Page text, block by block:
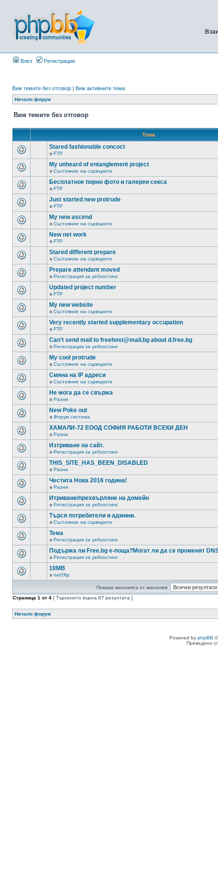
Влез Регистрация
Виж темите без отговор | Виж активните теми
Начало форум
Виж темите без отговор
Теми
Stared fashionable concoct
в FTP
My unheard of entanglement project
в Състояние на сървърите
Бесплатное порно фото и галереи секса
в FTP
Just started new protrude
в FTP
My new ascend
в Състояние на сървърите
New net work
в FTP
Stared different prepare
в Състояние на сървърите
Prepare attendant moved
в Регистрация за уебхостинг
Updated project number
в FTP
My new website
в Състояние на сървърите
Very recently started supplementary occupation
в FTP
Can't send mail to freehost@mail.bg about d.free.bg
в Регистрация за уебхостинг
My cool protrude
в Състояние на сървърите
Смяна на IP адреси
в Състояние на сървърите
Не мога да се свържа
в Разни
New Poke out
в Форум система
ХАМАЛИ-72 ЕООД СОФИЯ РАБОТИ ВСЕКИ ДЕН
в Разни
Изтриване на сайт.
в Регистрация за уебхостинг
THIS_SITE_HAS_BEEN_DISABLED
в Разни
Честита Нова 2016 година!
в Разни
Итриване/прехвърляне на домейн
в Регистрация за уебхостинг
Търся потребители и админи.
в Състояние на сървърите
Тема
в Регистрация за уебхостинг
Подържа ли Free.bg е-поща?Могат ли да се променят
в Регистрация за уебхостинг
10MB
в net2ftp
Покажи мненията от миналия:
Страница 1 от 4 [ Търсенето върна 87 резултата ]
Начало форум
Powered by phpBB
Преведено